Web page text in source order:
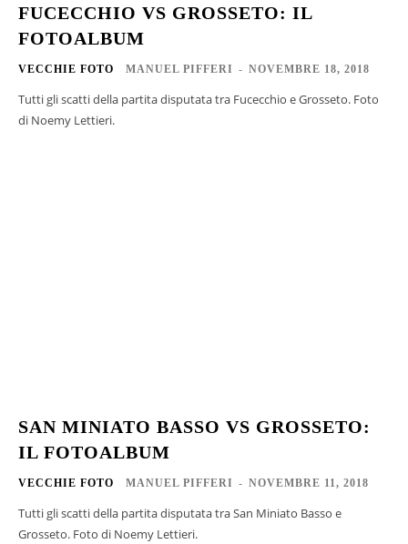
FUCECCHIO VS GROSSETO: IL
FOTOALBUM
VECCHIE FOTO MANUEL PIFFERI - NOVEMBRE 18, 2018
Tutti gli scatti della partita disputata tra Fucecchio e Grosseto. Foto
di Noemy Lettieri.
SAN MINIATO BASSO VS GROSSETO:
IL FOTOALBUM
VECCHIE FOTO MANUEL PIFFERI - NOVEMBRE 11, 2018
Tutti gli scatti della partita disputata tra San Miniato Basso e
Grosseto. Foto di Noemy Lettieri.